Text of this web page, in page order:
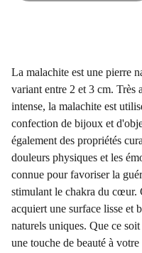
La malachite est une pierre
variant entre 2 et 3 cm. Très
intense, la malachite est
confection de bijoux et
également des propriétés
douleurs physiques et les
connue pour favoriser la
stimulant le chakra du cœur.
acquiert une surface lisse et
naturels uniques. Que ce
une touche de beauté à